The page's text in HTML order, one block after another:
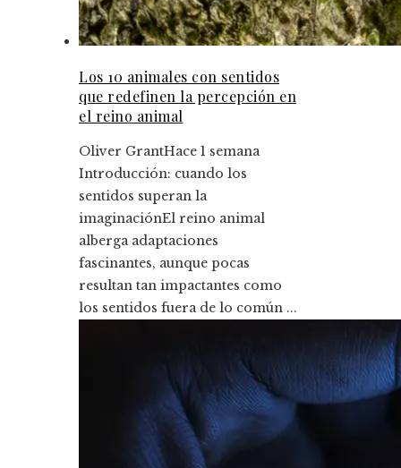
Los 10 animales con sentidos
que redefinen la percepción en
el reino animal
Oliver GrantHace 1 semana
Introducción: cuando los
sentidos superan la
imaginaciónEl reino animal
alberga adaptaciones
fascinantes, aunque pocas
resultan tan impactantes como
los sentidos fuera de lo común ...